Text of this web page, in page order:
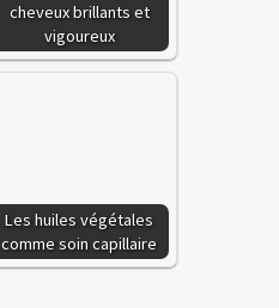
cheveux brillants et
vigoureux
Les huiles végétales
comme soin capillaire